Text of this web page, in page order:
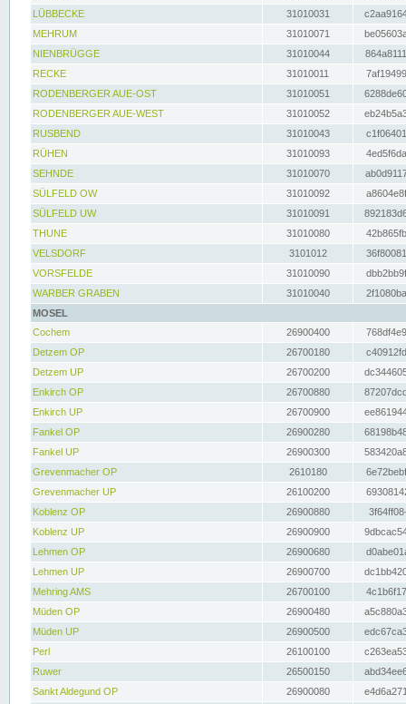
LÜBBECKE
31010031
MEHRUM
31010071
NIENBRÜGGE
31010044
RECKE
31010011
RODENBERGER AUE-OST
31010051
RODENBERGER AUE-WEST
31010052
RUSBEND
31010043
RÜHEN
31010093
SEHNDE
31010070
SÜLFELD OW
31010092
SÜLFELD UW
31010091
THUNE
31010080
VELSDORF
3101012
VORSFELDE
31010090
WARBER GRABEN
31010040
MOSEL
Cochem
26900400
Detzem OP
26700180
Detzem UP
26700200
Enkirch OP
26700880
Enkirch UP
26700900
Fankel OP
26900280
Fankel UP
26900300
Grevenmacher OP
2610180
Grevenmacher UP
26100200
Koblenz OP
26900880
Koblenz UP
26900900
Lehmen OP
26900680
Lehmen UP
26900700
Mehring AMS
26700100
Müden OP
26900480
Müden UP
26900500
Perl
26100100
Ruwer
26500150
Sankt Aldegund OP
26900080